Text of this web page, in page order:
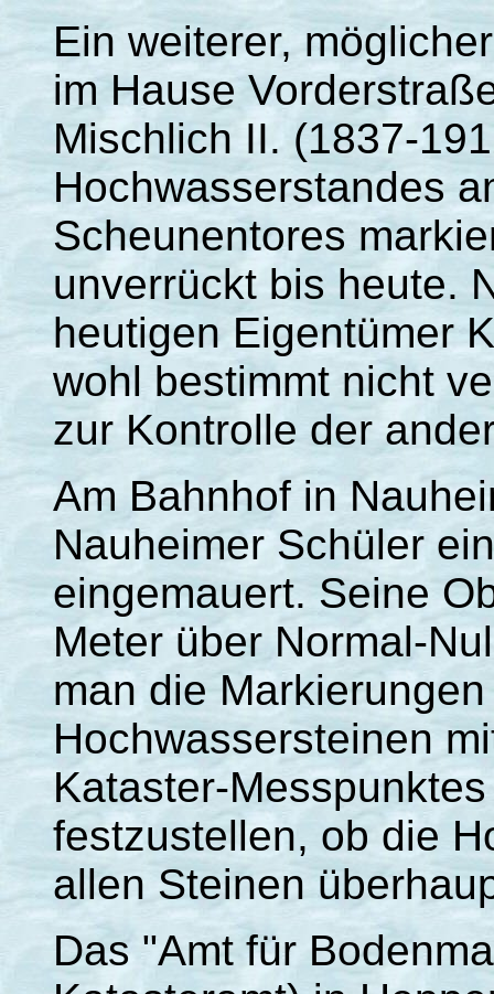
Ein weiterer,
im Hause
Mischlich II. (1837-
Hochwasserstandes
Scheunentores
unverrückt bis heute.
heutigen Eigentümer
wohl bestimmt nicht
zur Kontrolle der
Am Bahnhof in
Nauheimer Schüler
eingemauert. Seine
Meter über Normal-
man die
Hochwassersteinen
Kataster-
festzustellen, ob die
allen Steinen
Das "Amt für